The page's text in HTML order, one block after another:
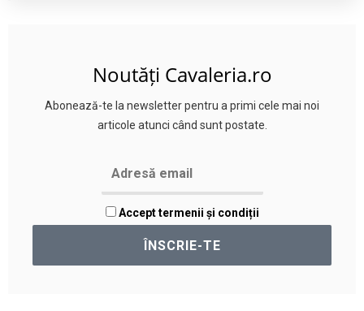
Noutăți Cavaleria.ro
Abonează-te la newsletter pentru a primi cele mai noi
articole atunci când sunt postate.
Accept termenii și condiții